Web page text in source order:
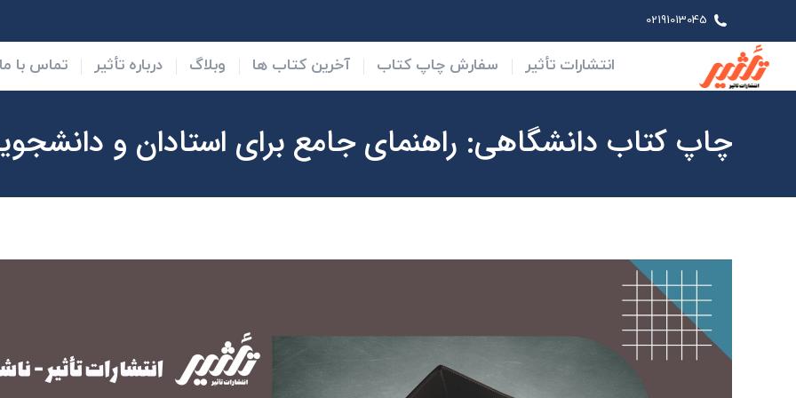
02191013045
انتشارات تأثیر سفارش چاپ کتاب آخرین کتاب ها وبلاگ درباره تأثیر تماس با ما
چاپ کتاب دانشگاهی: راهنمای جامع برای استادان و
انتشارات تأثیر